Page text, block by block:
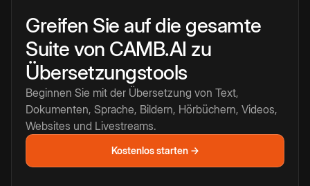
Greifen Sie auf die gesamte
Suite von CAMB.AI zu
Übersetzungstools
Beginnen Sie mit der Übersetzung von Text,
Dokumenten, Sprache, Bildern, Hörbüchern, Videos,
Websites und Livestreams.
Kostenlos starten →